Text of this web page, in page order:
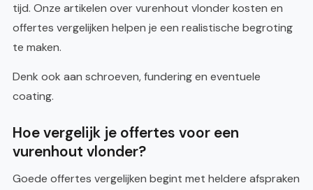
tijd. Onze artikelen over vurenhout vlonder kosten en
offertes vergelijken helpen je een realistische begroting
te maken.
Denk ook aan schroeven, fundering en eventuele
coating.
Hoe vergelijk je offertes voor een
vurenhout vlonder?
Goede offertes vergelijken begint met heldere afspraken